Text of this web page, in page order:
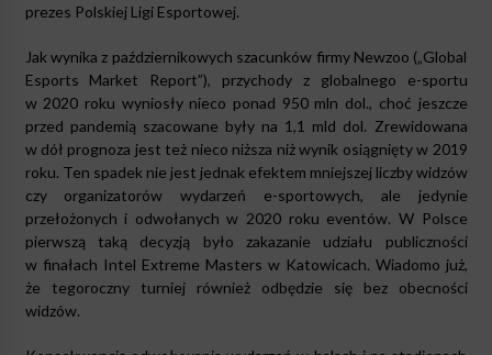
prezes Polskiej Ligi Esportowej.
Jak wynika z październikowych szacunków firmy Newzoo („Global
Esports Market Report”), przychody z globalnego e-sportu
w 2020 roku wyniosły nieco ponad 950 mln dol., choć jeszcze
przed pandemią szacowane były na 1,1 mld dol. Zrewidowana
w dół prognoza jest też nieco niższa niż wynik osiągnięty w 2019
roku. Ten spadek nie jest jednak efektem mniejszej liczby widzów
czy organizatorów wydarzeń e-sportowych, ale jedynie
przełożonych i odwołanych w 2020 roku eventów. W Polsce
pierwszą taką decyzją było zakazanie udziału publiczności
w finałach Intel Extreme Masters w Katowicach. Wiadomo już,
że tegoroczny turniej również odbędzie się bez obecności
widzów.